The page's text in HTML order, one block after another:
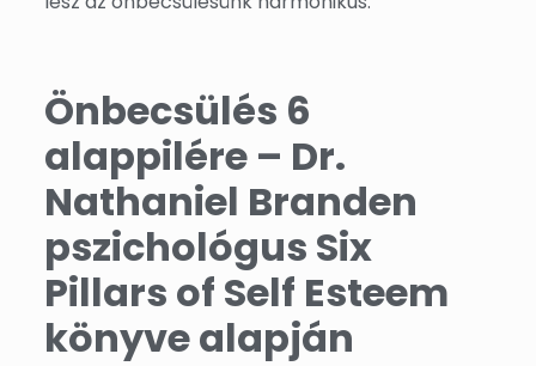
Önbecsülés 6
alappilére – Dr.
Nathaniel Branden
pszichológus Six
Pillars of Self Esteem
könyve alapján